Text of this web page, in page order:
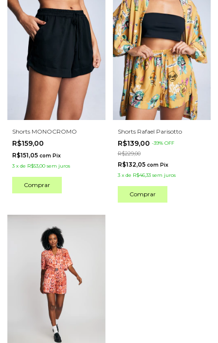
Shorts MONOCROMO
R$159,00
R$151,05 com Pix
3 x de R$53,00 sem juros
Comprar
Shorts Rafael Parisotto
R$139,00 -39% OFF
R$229,00
R$132,05 com Pix
3 x de R$46,33 sem juros
Comprar